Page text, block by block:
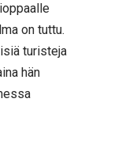
on tuttu.
turisteja
hän